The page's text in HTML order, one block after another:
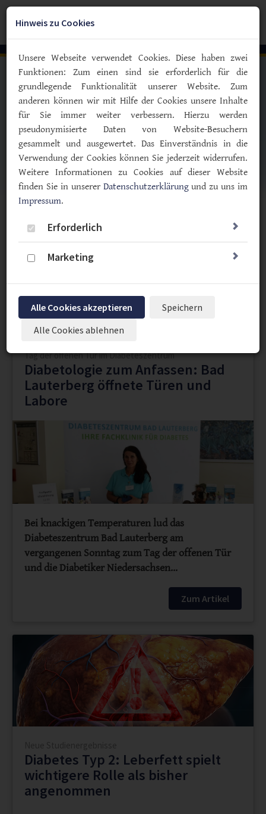
Zum
Hauptinhalt
Meldungen zum Thema
Seite 1 von 25. 1 2 3
Tag der offenen Tür im Diabeteszentrum
Diabetologie zum Anfassen: Bad
Lauterberg öffnete Türen und
Labore
Bei knackigen Temperaturen lud das
Diabeteszentrum Bad Lauterberg am
vergangenen Sonntag zum Tag der offenen Tür
und die Diabetiker Niedersachsen…
Zum Artikel
Diabetes Typ 2: Leberfett spielt
wichtigere Rolle als bisher
angenommen
Hinweis zu Cookies
Unsere Webseite verwendet Cookies. Diese haben zwei
Funktionen: Zum einen sind sie erforderlich für die
grundlegende Funktionalität unserer Website. Zum
anderen können wir mit Hilfe der Cookies unsere Inhalte
für Sie immer weiter verbessern. Hierzu werden
pseudonymisierte Daten von Website-Besuchern
gesammelt und ausgewertet. Das Einverständnis in die
Verwendung der Cookies können Sie jederzeit widerrufen.
Weitere Informationen zu Cookies auf dieser Website
finden Sie in unserer Datenschutzerklärungund zu uns im
Impressum.
Erforderlich
Marketing
Alle Cookies akzeptieren
Speichern
Alle Cookies ablehnen